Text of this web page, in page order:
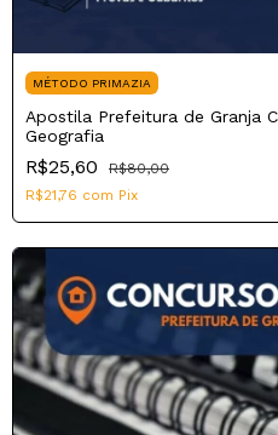
MÉTODO PRIMAZIA
Apostila Prefeitura de Granja
Geografia
R$25,60
R$80,00
R$21,76 com Pix